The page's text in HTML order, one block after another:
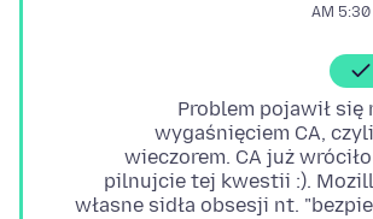
Problem pojawił się
wygaśnięciem CA,
wieczorem. CA już
pilnujcie tej kwestii :).
własne sidła obsesji nt.